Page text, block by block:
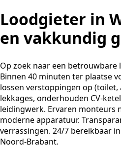
Loodgieter in
en vakkundig
Op zoek naar een betrouwbare
Binnen 40 minuten ter plaatse
lossen verstoppingen op
lekkages, onderhouden CV-
leidingwerk. Ervaren monteurs
moderne apparatuur.
verrassingen. 24/7 bereikbaar
Noord-Brabant.